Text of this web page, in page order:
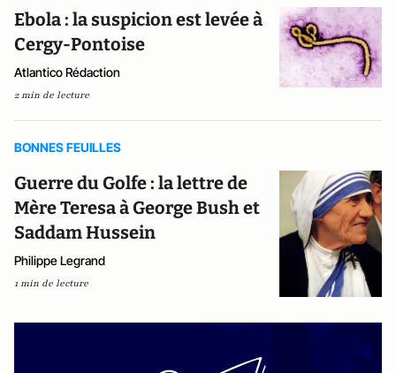
Ebola : la suspicion est levée à
Cergy-Pontoise
Atlantico Rédaction
2 min de lecture
BONNES FEUILLES
Guerre du Golfe : la lettre de
Mère Teresa à George Bush et
Saddam Hussein
Philippe Legrand
1 min de lecture